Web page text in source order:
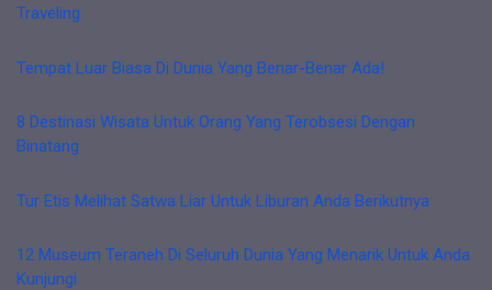
Traveling
Tempat Luar Biasa Di Dunia Yang Benar-Benar Ada!
8 Destinasi Wisata Untuk Orang Yang Terobsesi Dengan
Binatang
Tur Etis Melihat Satwa Liar Untuk Liburan Anda Berikutnya
12 Museum Teraneh Di Seluruh Dunia Yang Menarik Untuk Anda
Kunjungi